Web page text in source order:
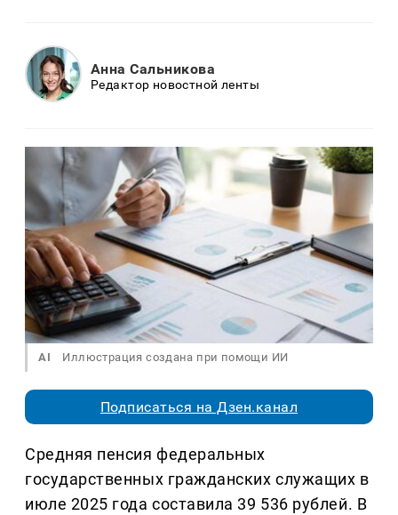
Анна Сальникова
Редактор новостной ленты
AI Иллюстрация создана при помощи ИИ
Подписаться на Дзен.канал
Средняя пенсия федеральных
государственных гражданских служащих в
июле 2025 года составила 39 536 рублей. В